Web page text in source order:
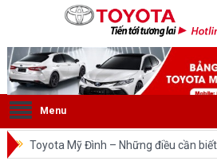
Menu
Toyota Mỹ Đình – Những điều cần